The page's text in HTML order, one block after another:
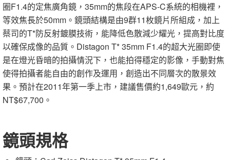
圈F1.4的定焦廣角鏡，35mm的焦段在APS-C系統的相機裡，
等效焦長於50mm。鏡頭結構是由9群11枚鏡片所組成，加上
蔡司的T*防反射鍍膜技術，能降低色散減少耀光，提高對比度
以確保成像的品質。Distagon T* 35mm F1.4的超大光圈即使
是在燈光昏暗的拍攝情況下，也能拍得穩定的影像，手動對焦
使得拍攝者能自由的創作及運用，創造出不同層次的散景效
果。預計在2011年第一季上市，建議售價約1,649歐元，約
NT$67,700。
鏡頭規格